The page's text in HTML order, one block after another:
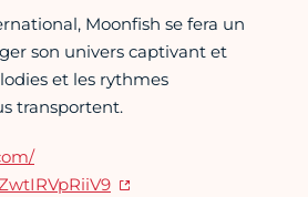
Moonfish se fera un
son univers captivant et
et les rythmes
transportent.